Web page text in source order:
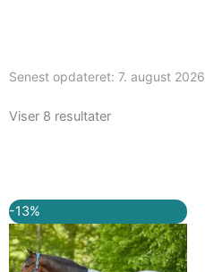
Senest opdateret: 7. august 2026
Viser 8 resultater
-13%
oprindelige
pris
var:
kr. 229,00.
aktuelle
pris
er:
kr. 199,00.